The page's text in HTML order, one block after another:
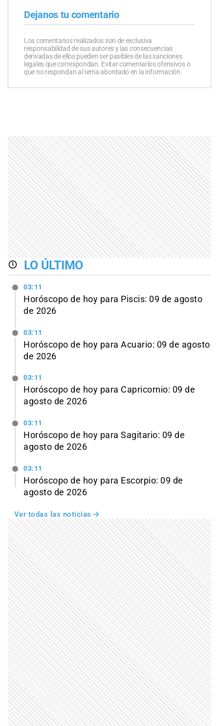
Dejanos tu comentario
Los comentarios realizados son de exclusiva
responsabilidad de sus autores y las consecuencias
derivadas de ellos pueden ser pasibles de las sanciones
legales que correspondan. Evitar comentarios ofensivos o
que no respondan al tema abordado en la información.
LO ÚLTIMO
03:11
Horóscopo de hoy para Piscis: 09 de agosto
de 2026
03:11
Horóscopo de hoy para Acuario: 09 de agosto
de 2026
03:11
Horóscopo de hoy para Capricornio: 09 de
agosto de 2026
03:11
Horóscopo de hoy para Sagitario: 09 de
agosto de 2026
03:11
Horóscopo de hoy para Escorpio: 09 de
agosto de 2026
Ver todas las noticias